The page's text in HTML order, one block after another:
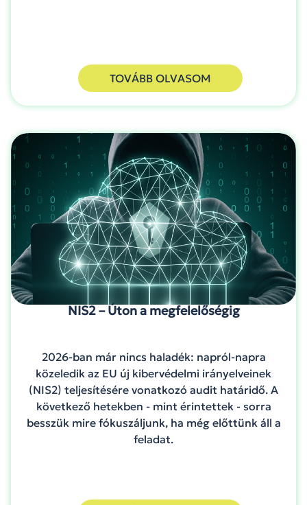
TOVÁBB OLVASOM
NIS2 – Úton a megfelelőségig
2026-ban már nincs haladék: napról-napra
közeledik az EU új kibervédelmi irányelveinek
(NIS2) teljesítésére vonatkozó audit határidő. A
következő hetekben - mint érintettek - sorra
besszük mire fókuszáljunk, ha még előttünk áll a
feladat.